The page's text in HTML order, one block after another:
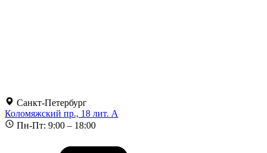
Санкт-Петербург
Коломяжский пр., 18 лит. А
Пн-Пт: 9:00 – 18:00